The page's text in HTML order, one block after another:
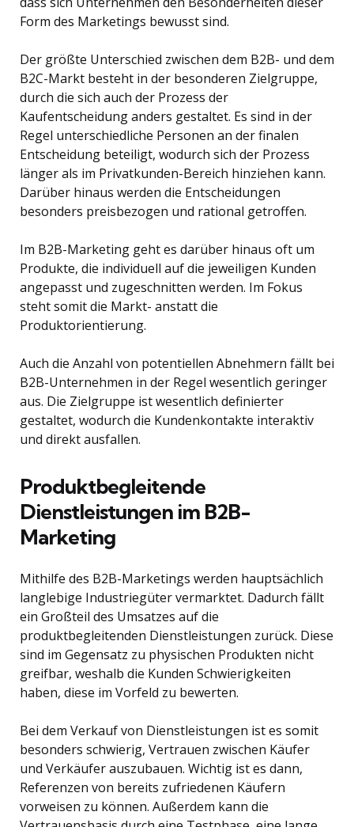
Form des Marketings bewusst sind.
Der größte Unterschied zwischen dem B2B- und dem
B2C-Markt besteht in der besonderen Zielgruppe,
durch die sich auch der Prozess der
Kaufentscheidung anders gestaltet. Es sind in der
Regel unterschiedliche Personen an der finalen
Entscheidung beteiligt, wodurch sich der Prozess
länger als im Privatkunden-Bereich hinziehen kann.
Darüber hinaus werden die Entscheidungen
besonders preisbezogen und rational getroffen.
Im B2B-Marketing geht es darüber hinaus oft um
Produkte, die individuell auf die jeweiligen Kunden
angepasst und zugeschnitten werden. Im Fokus
steht somit die Markt- anstatt die
Produktorientierung.
Auch die Anzahl von potentiellen Abnehmern fällt bei
B2B-Unternehmen in der Regel wesentlich geringer
aus. Die Zielgruppe ist wesentlich definierter
gestaltet, wodurch die Kundenkontakte interaktiv
und direkt ausfallen.
Produktbegleitende
Dienstleistungen im B2B-
Marketing
Mithilfe des B2B-Marketings werden hauptsächlich
langlebige Industriegüter vermarktet. Dadurch fällt
ein Großteil des Umsatzes auf die
produktbegleitenden Dienstleistungen zurück. Diese
sind im Gegensatz zu physischen Produkten nicht
greifbar, weshalb die Kunden Schwierigkeiten
haben, diese im Vorfeld zu bewerten.
Bei dem Verkauf von Dienstleistungen ist es somit
besonders schwierig, Vertrauen zwischen Käufer
und Verkäufer auszubauen. Wichtig ist es dann,
Referenzen von bereits zufriedenen Käufern
vorweisen zu können. Außerdem kann die